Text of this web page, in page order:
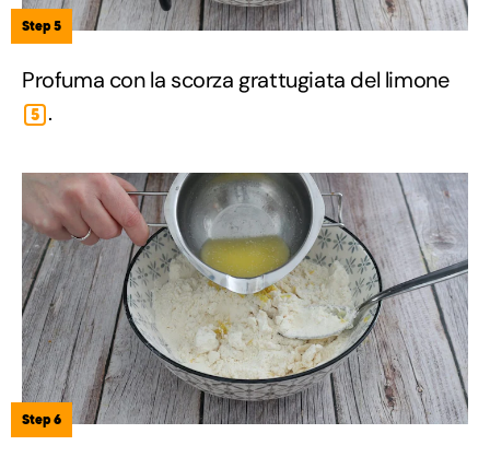
Step 5
Profuma con la scorza grattugiata del limone
5 .
Step 6